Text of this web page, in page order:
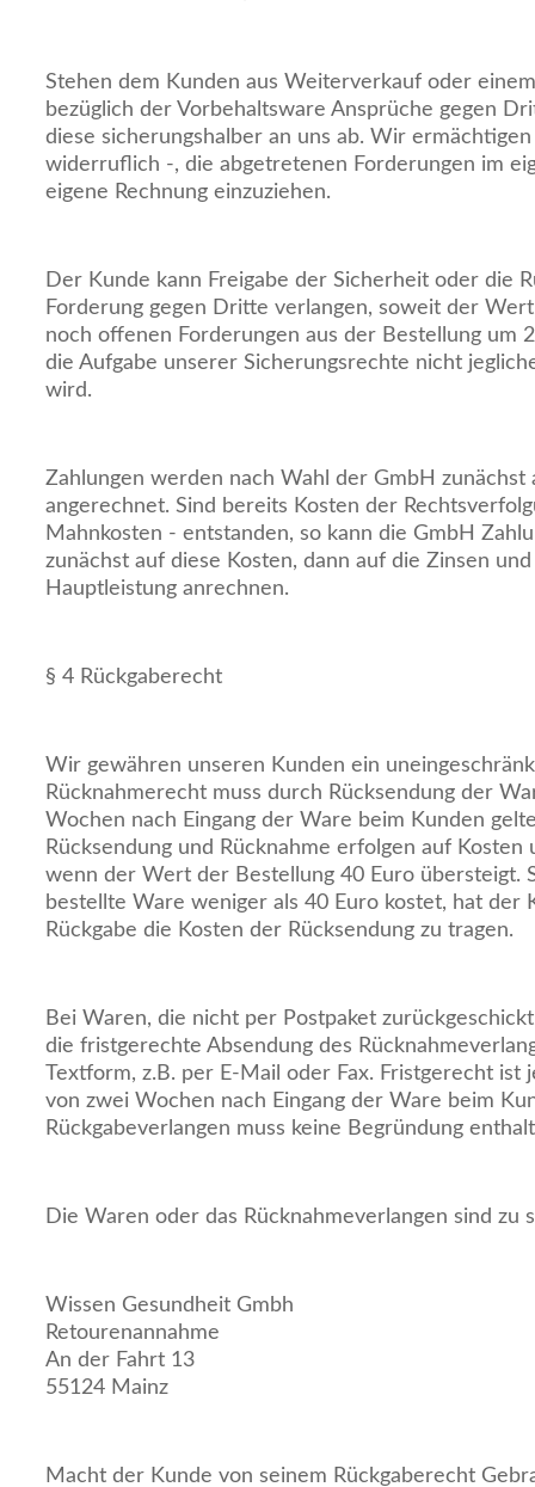
Stehen dem Kunden aus Weiterverkauf oder
bezüglich der Vorbehaltsware Ansprüche gegen
diese sicherungshalber an uns ab. Wir
widerruflich -, die abgetretenen Forderungen im
eigene Rechnung einzuziehen.
Der Kunde kann Freigabe der Sicherheit oder die
Forderung gegen Dritte verlangen, soweit der
noch offenen Forderungen aus der Bestellung um
die Aufgabe unserer Sicherungsrechte nicht
wird.
Zahlungen werden nach Wahl der GmbH zunächst
angerechnet. Sind bereits Kosten der
Mahnkosten - entstanden, so kann die GmbH
zunächst auf diese Kosten, dann auf die Zinsen
Hauptleistung anrechnen.
§ 4 Rückgaberecht
Wir gewähren unseren Kunden ein
Rücknahmerecht muss durch Rücksendung der
Wochen nach Eingang der Ware beim Kunden
Rücksendung und Rücknahme erfolgen auf
wenn der Wert der Bestellung 40 Euro übersteigt.
bestellte Ware weniger als 40 Euro kostet, hat der
Rückgabe die Kosten der Rücksendung zu tragen.
Bei Waren, die nicht per Postpaket
die fristgerechte Absendung des
Textform, z.B. per E-Mail oder Fax. Fristgerecht ist
von zwei Wochen nach Eingang der Ware beim
Rückgabeverlangen muss keine Begründung
Die Waren oder das Rücknahmeverlangen sind zu
Wissen Gesundheit Gmbh
Retourenannahme
An der Fahrt 13
55124 Mainz
Macht der Kunde von seinem Rückgaberecht